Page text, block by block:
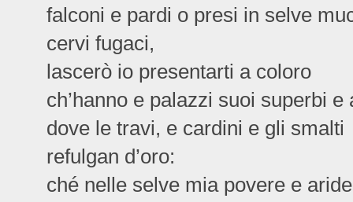
falconi e pardi o presi in selve
cervi fugaci,
lascerò io presentarti a coloro
ch’hanno e palazzi suoi superbi e
dove le travi, e cardini e gli smalti
refulgan d’oro:
ché nelle selve mia povere e aride